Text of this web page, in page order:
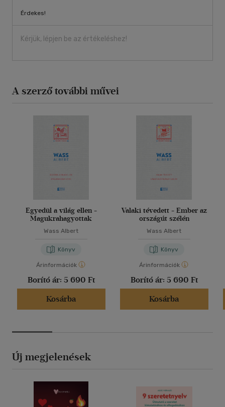
Érdekes!
Kérjük, lépjen be az értékeléshez!
A szerző további művei
Egyedül a világ ellen -
Magukrahagyottak
Wass Albert
Könyv
Árinformációk
Borító ár: 5 690 Ft
Kosárba
Valaki tévedett - Ember az
országút szélén
Wass Albert
Könyv
Árinformációk
Borító ár: 5 690 Ft
Kosárba
Új megjelenések